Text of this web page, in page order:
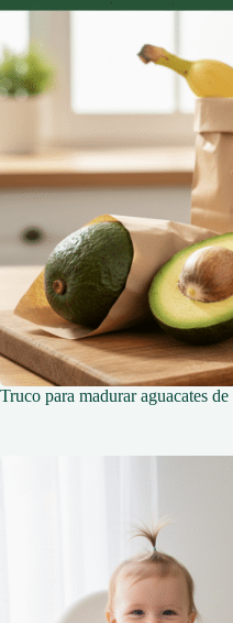
Truco para madurar aguacates